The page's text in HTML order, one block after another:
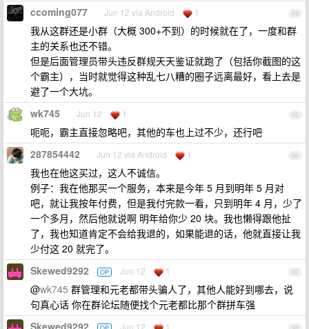
94
ccoming077 Jun 12 via Android 1
我从这群还是小群（大概 300+不到）的时候就在了，一度和群
主的关系也还不错。
但是后面管理员带头违反群规天天鉴证就跑了（包括你截图的这
个霸主），当时就觉得这种乱七八糟的圈子远离最好，看上去是
避了一个大坑。
95
wk745 Jun 12 1
呃呃，霸主直接忽略吧，其他的车也上过不少，还行吧
96
287854442 Jun 12 via Android 1
我也在他这买过，这人不诚信。
例子：我在他那买一个服务，本来是今年 5 月到明年 5 月对
吧，就让我按年付费，但是我付完款一看，只到明年 4 月，少了
一个多月，然后他就说啊 明年给你少 20 块。我也懒得跟他扯
了，我也知道肯定不会给我退的，如果能退的话，他就直接让我
少付这 20 就完了。
97
Skewed9292 OP Jun 12 1
@wk745 群管理和元老都带头骗人了，其他人能好到哪去，说
句真心话 你在群论坛随便找个元老都比那个群拼车强
Skewed9292 Jun 12 1